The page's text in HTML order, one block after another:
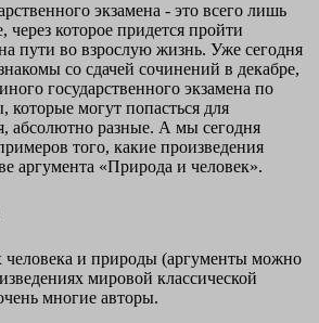
экзамена - это всего лишь
через которое придется пройти
пути во взрослую жизнь. Уже сегодня
со сдачей сочинений в декабре,
государственного экзамена по
которые могут попасться для
абсолютно разные. А мы сегодня
того, какие произведения
аргумента «Природа и человек».
и природы (аргументы можно
мировой классической
многие авторы.